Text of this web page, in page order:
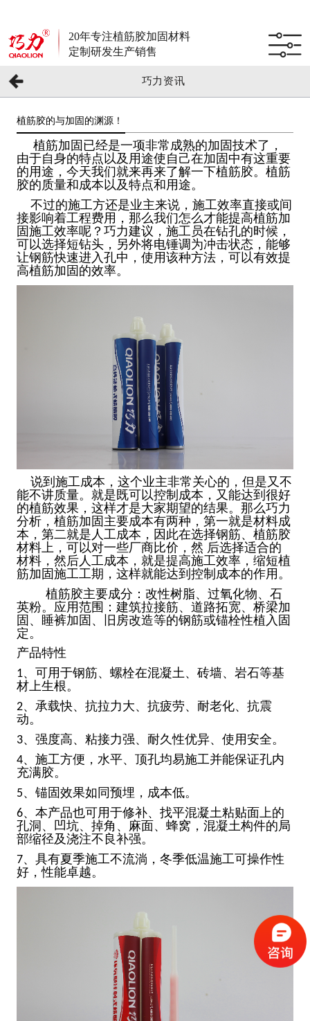
20年专注植筋胶加固材料
定制研发生产销售
巧力资讯
植筋胶的与加固的渊源！
植筋加固已经是一项非常成熟的加固技术了，
由于自身的特点以及用途使自己在加固中有这重要
的用途，今天我们就来再来了解一下植筋胶。植筋
胶的质量和成本以及特点和用途。
不过的施工方还是业主来说，施工效率直接或间
接影响着工程费用，那么我们怎么才能提高植筋加
固施工效率呢？巧力建议，施工员在钻孔的时候，
可以选择短钻头，另外将电锤调为冲击状态，能够
让钢筋快速进入孔中，使用该种方法，可以有效提
高植筋加固的效率。
说到施工成本，这个业主非常关心的，但是又不
能不讲质量。就是既可以控制成本，又能达到很好
的植筋效果，这样才是大家期望的结果。那么巧力
分析，植筋加固主要成本有两种，第一就是材料成
本，第二就是人工成本，因此在选择钢筋、植筋胶
材料上，可以对一些厂商比价，然 后选择适合的
材料，然后人工成本，就是提高施工效率，缩短植
筋加固施工工期，这样就能达到控制成本的作用。
植筋胶主要成分：改性树脂、过氧化物、石
英粉。 应用范围 ： 建筑拉接筋、道路拓宽、桥梁加
固、睡裤加固、旧房改造等的钢筋或锚栓性植入固
定。
产品特性
1、可用于钢筋、螺栓在混凝土、砖墙、岩石等基
材上生根。
2、承载快、抗拉力大、抗疲劳、耐老化、抗震
动。
3、强度高、粘接力强、耐久性优异、使用安全。
4、施工方便，水平、顶孔均易施工并能保证孔内
充满胶。
5、锚固效果如同预埋，成本低。
6、本产品也可用于修补、找平混凝土粘贴面上的
孔洞、凹坑、掉角、麻面、蜂窝，混凝土构件的局
部缩径及浇注不良补强。
7、具有夏季施工不流淌，冬季低温施工可操作性
好，性能卓越。